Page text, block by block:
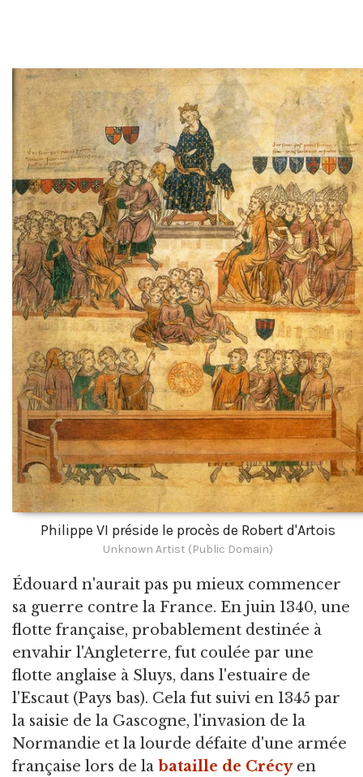
Philippe VI préside le procès de Robert d'Artois
Unknown Artist (Public Domain)
Édouard n'aurait pas pu mieux commencer
sa guerre contre la France. En juin 1340, une
flotte française, probablement destinée à
envahir l'Angleterre, fut coulée par une
flotte anglaise à Sluys, dans l'estuaire de
l'Escaut (Pays bas). Cela fut suivi en 1345 par
la saisie de la Gascogne, l'invasion de la
Normandie et la lourde défaite d'une armée
française lors de la bataille de Crécyen